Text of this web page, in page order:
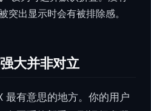
突出显示时会有被排除感。
大并非对立
最有意思的地方。你的用户